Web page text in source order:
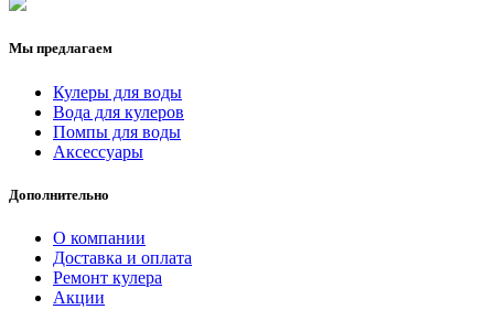
Мы предлагаем
Кулеры для воды
Вода для кулеров
Помпы для воды
Аксессуары
Дополнительно
О компании
Доставка и оплата
Ремонт кулера
Акции